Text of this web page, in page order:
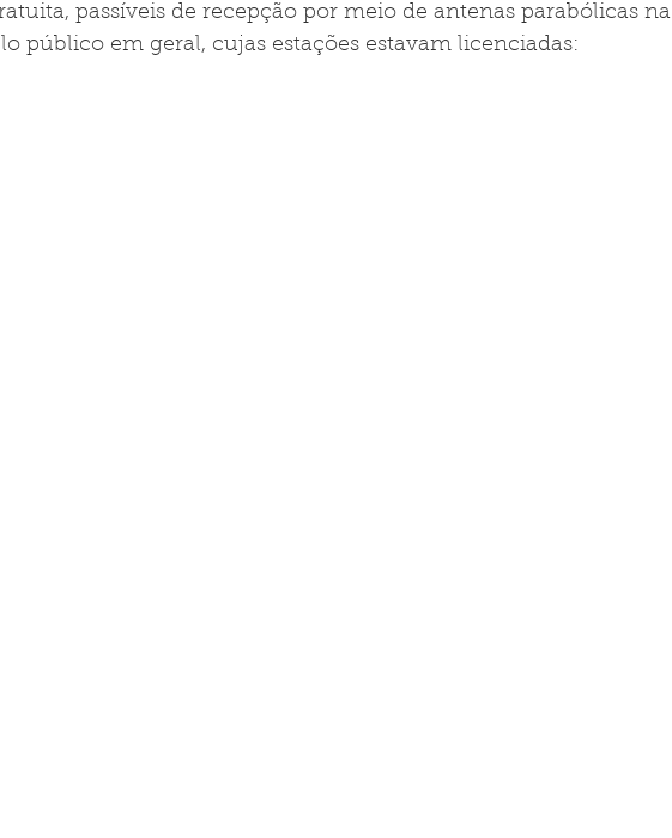
passíveis de recepção por meio de antenas parabólicas na
público em geral, cujas estações estavam licenciadas: